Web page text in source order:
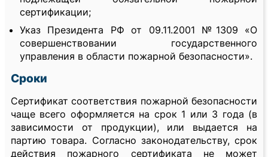
сертификации;
Указ Президента РФ от 09.11.2001 №1309 «О
совершенствовании государственного
управления в области пожарной безопасности».
Сроки
Сертификат соответствия пожарной безопасности
чаще всего оформляется на срок 1 или 3 года (в
зависимости от продукции), или выдается на
партию товара. Согласно законодательству, срок
действия пожарного сертификата не может